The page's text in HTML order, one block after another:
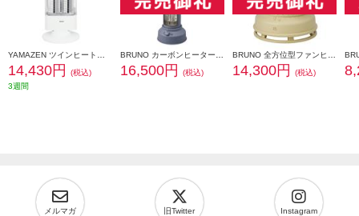
14,430円
(税込)
3週間
16,500円 (税込) 14,300円 (税込)
メルマガ 旧Twitter Instagram